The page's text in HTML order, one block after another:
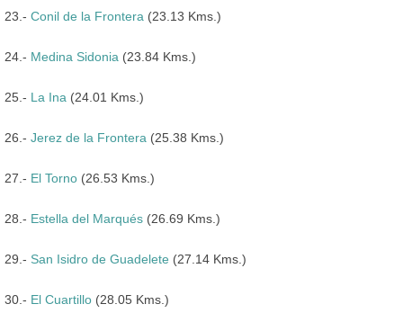
23.- Conil de la Frontera (23.13 Kms.)
24.- Medina Sidonia (23.84 Kms.)
25.- La Ina (24.01 Kms.)
26.- Jerez de la Frontera (25.38 Kms.)
27.- El Torno (26.53 Kms.)
28.- Estella del Marqués (26.69 Kms.)
29.- San Isidro de Guadelete (27.14 Kms.)
30.- El Cuartillo (28.05 Kms.)